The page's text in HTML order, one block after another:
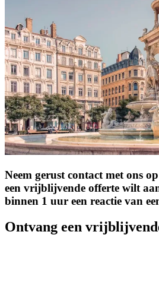
Neem gerust contact met ons
een vrijblijvende offerte wilt
binnen 1 uur een reactie van
Ontvang een